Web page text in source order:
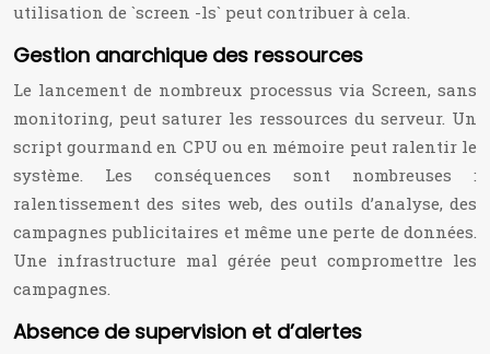
utilisation de `screen -ls` peut contribuer à cela.
Gestion anarchique des ressources
Le lancement de nombreux processus via Screen, sans
monitoring, peut saturer les ressources du serveur. Un
script gourmand en CPU ou en mémoire peut ralentir le
système. Les conséquences sont nombreuses :
ralentissement des sites web, des outils d’analyse, des
campagnes publicitaires et même une perte de données.
Une infrastructure mal gérée peut compromettre les
campagnes.
Absence de supervision et d’alertes